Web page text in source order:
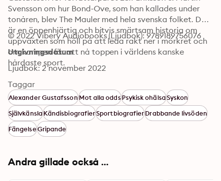
Svensson om hur Bond-Ove, som han kallades under
tonåren, blev The Mauler med hela svenska folket. Det
är en öppenhjärtig och bitvis smärtsam historia om
uppväxten som höll på att leda rakt ner i mörkret och
om kampen för att nå toppen i världens kanske
hårdaste sport.
© 2022 Vibery Audiobooks (Ljudbok): 9789189756076
Utgivningsdatum
Ljudbok: 2 november 2022
Taggar
Alexander GustafssonMot alla oddsPsykisk ohälsaSyskon
SjälvkänslaKändisbiografierSportbiografierDrabbande livsöden
FängelseGripande
Andra gillade också ...